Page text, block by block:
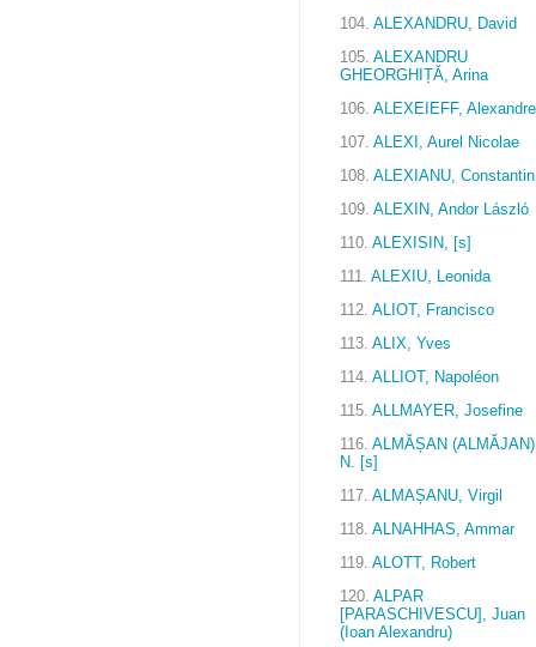
104. ALEXANDRU, David
105. ALEXANDRU
GHEORGHIȚĂ, Arina
106. ALEXEIEFF, Alexandre
107. ALEXI, Aurel Nicolae
108. ALEXIANU, Constantin
109. ALEXIN, Andor László
110. ALEXISIN, [s]
111. ALEXIU, Leonida
112. ALIOT, Francisco
113. ALIX, Yves
114. ALLIOT, Napoléon
115. ALLMAYER, Josefine
116. ALMĂȘAN
N. [s]
117. ALMAȘANU, Virgil
118. ALNAHHAS, Ammar
119. ALOTT, Robert
120. ALPAR
[PARASCHIVESCU], Juan
(Ioan Alexandru)